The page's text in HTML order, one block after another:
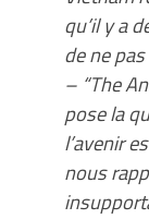
qu’il y a
de ne
– “The
pose la
l’avenir
nous